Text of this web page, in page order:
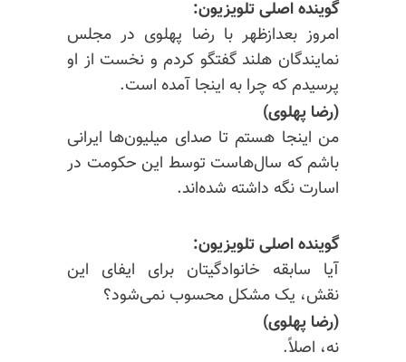
گوینده اصلی تلویزیون:
امروز بعدازظهر با رضا پهلوی در مجلس
نمایندگان هلند گفتگو کردم و نخست از او
پرسیدم که چرا به اینجا آمده است.
(رضا پهلوی)
من اینجا هستم تا صدای میلیون‌ها ایرانی
باشم که سال‌هاست توسط این حکومت در
اسارت نگه داشته شده‌اند.
گوینده اصلی تلویزیون:
آیا سابقه خانوادگیتان برای ایفای این
نقش، یک مشکل محسوب نمی‌شود؟
(رضا پهلوی)
نه، اصلاً.